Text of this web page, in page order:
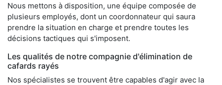
Nous mettons à disposition, une équipe composée de
plusieurs employés, dont un coordonnateur qui saura
prendre la situation en charge et prendre toutes les
décisions tactiques qui s'imposent.
Les qualités de notre compagnie d'élimination de
cafards rayés
Nos spécialistes se trouvent être capables d'agir avec la